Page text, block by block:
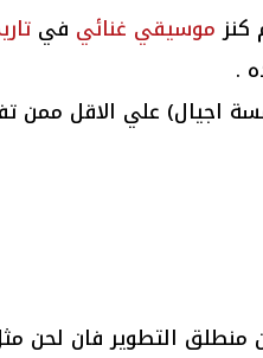
كنزموسيقي غنائي في
.
اجيال) علي الاقل ممن
منطلق التطوير فان لحن